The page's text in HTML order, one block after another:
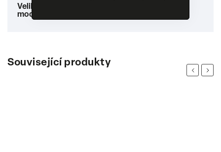
Velikost
modelu
Související produkty
Previous
Next